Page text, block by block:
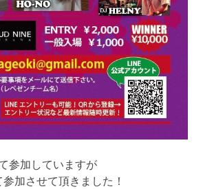
参加していますが
加させて頂きました！